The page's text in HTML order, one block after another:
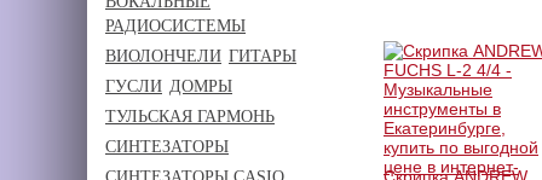
РАДИОСИСТЕМЫ
ВИОЛОНЧЕЛИ ГИТАРЫ
ГУСЛИ ДОМРЫ
ТУЛЬСКАЯ ГАРМОНЬ
СИНТЕЗАТОРЫ